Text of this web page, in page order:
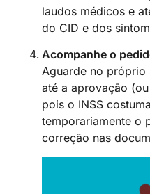
laudos médicos e
do CID e dos
Acompanhe o
Aguarde no próprio
até a aprovação
pois o INSS
temporariamente o
correção nas